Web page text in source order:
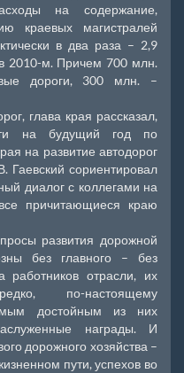
на содержание,
краевых магистралей
в два раза – 2,9
2010-м. Причем 700 млн.
дороги, 300 млн. –
глава края рассказал,
на будущий год по
на развитие автодорог
Гаевский сориентировал
диалог с коллегами на
причитающиеся краю
развития дорожной
без главного – без
работников отрасли, их
по-настоящему
достойным из них
награды. И
дорожного хозяйства –
пути, успехов во